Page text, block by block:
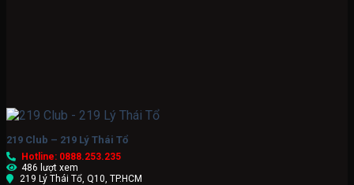
219 Club – 219 Lý Thái Tổ
Hotline: 0888.253.235
486 lượt xem
219 Lý Thái Tổ, Q10, TP.HCM